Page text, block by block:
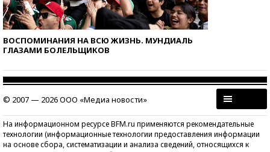
ВОСПОМИНАНИЯ НА ВСЮ ЖИЗНЬ. МУНДИАЛЬ
ГЛАЗАМИ БОЛЕЛЬЩИКОВ
© 2007 — 2026 ООО «Медиа новости»
На информационном ресурсе BFM.ru применяются рекомендательные
технологии (информационные технологии предоставления информации
на основе сбора, систематизации и анализа сведений, относящихся к